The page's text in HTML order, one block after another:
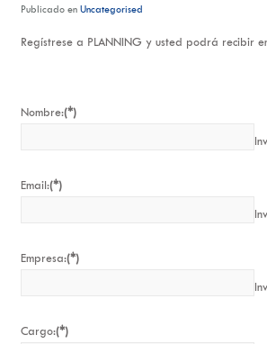
Publicado en Uncategorised
Regístrese a PLANNING y usted podrá recibir
Nombre:(*)
Email:(*)
Empresa:(*)
Cargo:(*)